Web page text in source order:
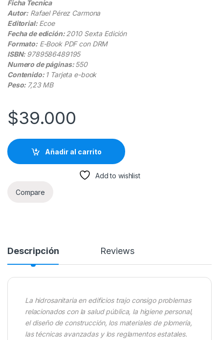
Ficha Tecnica
Autor: Rafael Pérez Carmona
Editorial:Ecoe
Fecha de edición: 2010 Sexta Edición
Formato:E-Book PDF con DRM
ISBN: 9789586489195
Numero de páginas:550
Contenido: 1 Tarjeta e-book
Peso: 7,23 MB
$39.000
Añadir al carrito
Add to wishlist
Compare
Descripción Reviews
La hidrosanitaria en edificios trajo consigo problemas
relacionados con la salud pública, la higiene personal,
el diseño de construcción, los materiales de plomería,
las técnicas avanzadas y los reglamentos estatales.